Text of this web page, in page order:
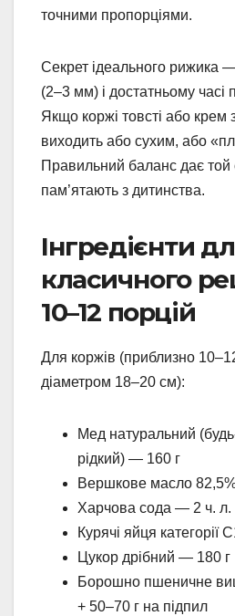
точними пропорціями.
Секрет ідеального рижика
(2–3 мм) і достатньому часі
Якщо коржі товсті або крем
виходить або сухим, або
Правильний баланс дає
пам’ятають з дитинства.
Інгредієнти
класичного
10–12 порцій
Для коржів (приблизно
діаметром 18–20 см):
Мед натуральний
рідкий) — 160 г
Вершкове масло
Харчова сода — 2 ч. л.
Курячі яйця категорії
Цукор дрібний — 180 г
Борошно пшеничне
+ 50–70 г на підпил